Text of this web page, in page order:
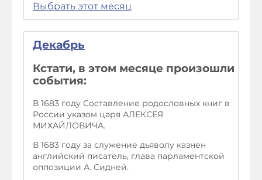
Выбрать этот месяц
Декабрь
Кстати, в этом месяце произошли
события:
В 1683 году Составление родословных книг в
России указом царя АЛЕКСЕЯ
МИХАЙЛОВИЧА.
В 1683 году за служение дьяволу казнен
английский писатель, глава парламентской
оппозиции А. Сидней.